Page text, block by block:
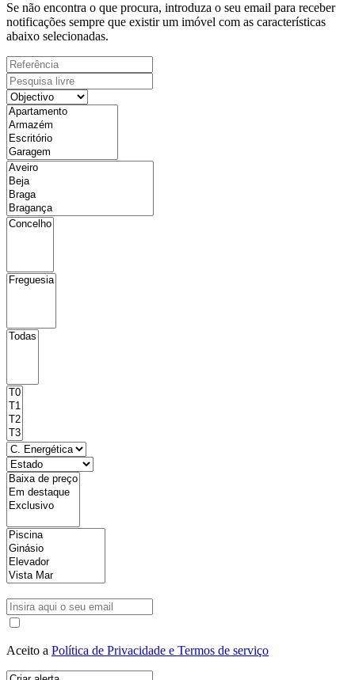
Se não encontra o que procura, introduza o seu email para receber
notificações sempre que existir um imóvel com as características
abaixo selecionadas.
Aceito a Política de Privacidade e Termos de serviço